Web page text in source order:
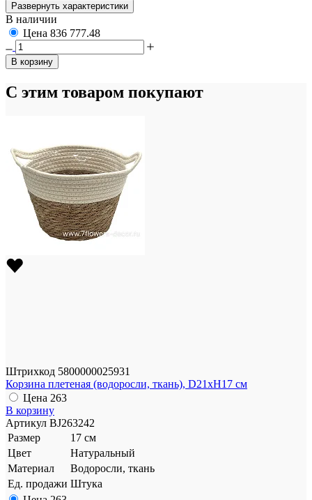
Развернуть характеристики
В наличии
Цена 836 777.48
В корзину
С этим товаром покупают
Штрихкод 5800000025931
Корзина плетеная (водоросли, ткань), D21xH17 см
Цена 263
В корзину
Артикул BJ263242
Размер
17 см
Цвет
Натуральный
Материал
Водоросли, ткань
Ед. продажи Штука